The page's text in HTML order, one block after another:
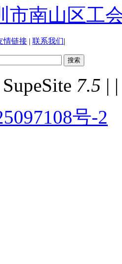
市南山区工
情链接 | 联系我们|
7.5 | |
号-2